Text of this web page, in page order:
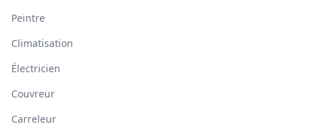
Peintre
Climatisation
Électricien
Couvreur
Carreleur